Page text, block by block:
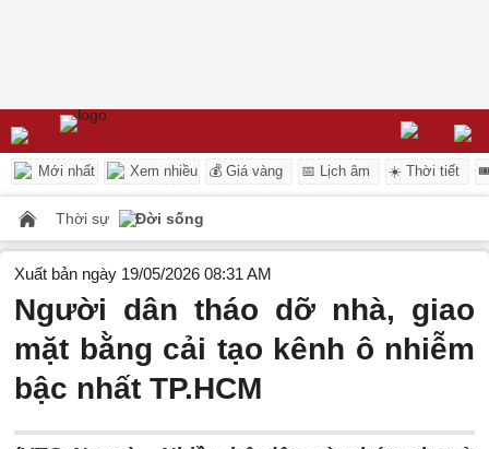
Mới nhất Xem nhiều 💰 Giá vàng 📅 Lịch âm ☀️ Thời tiết
Thời sự Đời sống
Xuất bản ngày 19/05/2026 08:31 AM
Người dân tháo dỡ nhà, giao
mặt bằng cải tạo kênh ô nhiễm
bậc nhất TP.HCM